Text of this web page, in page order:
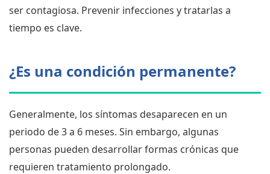
ser contagiosa. Prevenir infecciones y tratarlas a
tiempo es clave.
¿Es una condición permanente?
Generalmente, los síntomas desaparecen en un
periodo de 3 a 6 meses. Sin embargo, algunas
personas pueden desarrollar formas crónicas que
requieren tratamiento prolongado.